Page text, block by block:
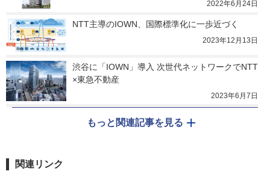
2022年6月24日
NTT主導のIOWN、国際標準化に一歩近づく
2023年12月13日
渋谷に「IOWN」導入 次世代ネットワークでNTT
×東急不動産
2023年6月7日
もっと関連記事を見る
関連リンク